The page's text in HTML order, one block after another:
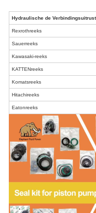
Hydraulische de
Rexrothreeks
Sauerreeks
Kawasaki-reeks
KATTENreeks
Komatsreeks
Hitachireeks
Eatonreeks